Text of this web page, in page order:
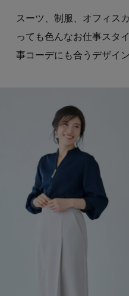
スーツ、制服、オフィス
っても色んなお仕事スタ
事コーデにも合うデザイ